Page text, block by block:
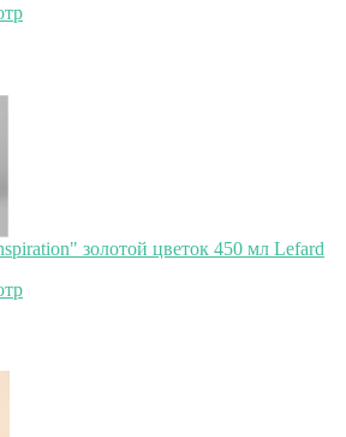
золотой цветок 450 мл Lefard